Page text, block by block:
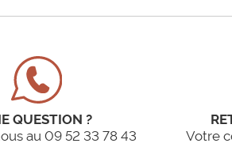
QUESTION ?
au 09 52 33 78 43
Votre